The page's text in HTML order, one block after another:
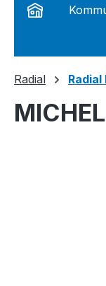
Radial Radial
Bildergalerie